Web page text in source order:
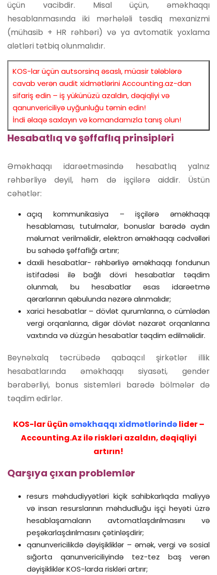
üçün vacibdir. Misal üçün, əməkhaqqı
hesablanmasında iki mərhələli təsdiq mexanizmi
(mühasib + HR rəhbəri) və ya avtomatik yoxlama
alətləri tətbiq olunmalıdır.
KOS-lar üçün autsorsinq əsaslı, müasir tələblərə
cavab verən audit xidmətlərini Accounting.az-dan
sifariş edin – iş yükünüzü azaldın, dəqiqliyi və
qanunvericiliyə uyğunluğu təmin edin!
İndi əlaqə saxlayın və komandamızla tanış olun!
Hesabatlıq və şəffaflıq prinsipləri
Əməkhaqqı idarəetməsində hesabatlıq yalnız
rəhbərliyə deyil, həm də işçilərə aiddir. Üstün
cəhətlər:
açıq kommunikasiya – işçilərə əməkhaqqı
hesablaması, tutulmalar, bonuslar barədə aydın
məlumat verilməlidir, elektron əməkhaqqı cədvəlləri
bu sahədə şəffaflığı artırır;
daxili hesabatlar- rəhbərliyə əməkhaqqı fondunun
istifadəsi ilə bağlı dövri hesabatlar təqdim
olunmalı, bu hesabatlar əsas idarəetmə
qərarlarının qəbulunda nəzərə alınmalıdır;
xarici hesabatlar – dövlət qurumlarına, o cümlədən
vergi orqanlarına, digər dövlət nəzarət orqanlarına
vaxtında və düzgün hesabatlar təqdim edilməlidir.
Beynəlxalq təcrübədə qabaqcıl şirkətlər illik
hesabatlarında əməkhaqqı siyasəti, gender
bərabərliyi, bonus sistemləri barədə bölmələr də
təqdim edirlər.
KOS-lar üçünəməkhaqqı xidmətlərindəlider –
Accounting.Az ilə riskləri azaldın, dəqiqliyi
artırın!
Qarşıya çıxan problemlər
resurs məhdudiyyətləri kiçik sahibkarlıqda maliyyə
və insan resurslarının məhdudluğu işçi heyəti üzrə
hesablaşamaların avtomatlaşdırılmasını və
peşəkarlaşdırılmasını çətinləşdirir;
qanunvericilikdə dəyişikliklər – əmək, vergi və sosial
sığorta qanunvericiliyində tez-tez baş verən
dəyişikliklər KOS-larda riskləri artırır;